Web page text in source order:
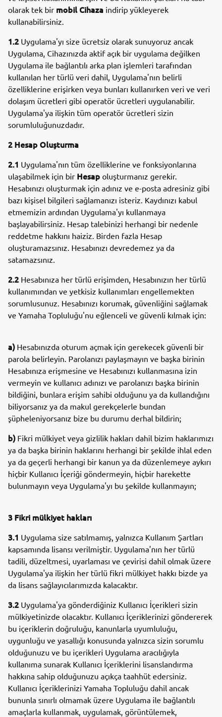
olarak tek bir mobil Cihaza indirip yükleyerek
kullanabilirsiniz.
1.2 Uygulama'yı size ücretsiz olarak sunuyoruz ancak
Uygulama, Cihazınızda aktif açık bir uygulama değilken
Uygulama ile bağlantılı arka plan işlemleri tarafından
kullanılan her türlü veri dahil, Uygulama'nın belirli
özelliklerine erişirken veya bunları kullanırken veri ve veri
dolaşım ücretleri gibi operatör ücretleri uygulanabilir.
Uygulama'ya ilişkin tüm operatör ücretleri sizin
sorumluluğunuzdadır.
2 Hesap Oluşturma
2.1 Uygulama'nın tüm özelliklerine ve fonksiyonlarına
ulaşabilmek için bir Hesap oluşturmanız gerekir.
Hesabınızı oluşturmak için adınız ve e-posta adresiniz gibi
bazı kişisel bilgileri sağlamanızı isteriz. Kaydınızı kabul
etmemizin ardından Uygulama'yı kullanmaya
başlayabilirsiniz. Hesap talebinizi herhangi bir nedenle
reddetme hakkını haiziz. Birden fazla Hesap
oluşturamazsınız. Hesabınızı devredemez ya da
satamazsınız.
2.2 Hesabınıza her türlü erişimden, Hesabınızın her türlü
kullanımından ve yetkisiz kullanımları engellemekten
sorumlusunuz. Hesabınızı korumak, güvenliğini sağlamak
ve Yamaha Topluluğu'nu eğlenceli ve güvenli kılmak için:
a) Hesabınızda oturum açmak için gerekecek güvenli bir
parola belirleyin. Parolanızı paylaşmayın ve başka birinin
Hesabınıza erişmesine ve Hesabınızı kullanmasına izin
vermeyin ve kullanıcı adınızı ve parolanızı başka birinin
bildiğini, bunlara erişim sahibi olduğunu ya da kullandığını
biliyorsanız ya da makul gerekçelerle bundan
şüpheleniyorsanız bize bu durumu derhal bildirin;
b) Fikri mülkiyet veya gizlilik hakları dahil bizim haklarımızı
ya da başka birinin haklarını herhangi bir şekilde ihlal eden
ya da geçerli herhangi bir kanun ya da düzenlemeye aykırı
hiçbir Kullanıcı İçeriği göndermeyin, hiçbir harekette
bulunmayın veya Uygulama'yı bu şekilde kullanmayın;
3 Fikri mülkiyet hakları
3.1 Uygulama size satılmamış, yalnızca Kullanım Şartları
kapsamında lisansı verilmiştir. Uygulama'nın her türlü
tadili, düzeltmesi, uyarlaması ve çevirisi dahil olmak üzere
Uygulama'ya ilişkin her türlü fikri mülkiyet hakkı bizde ya
da lisans sağlayıcılarımızda kalacaktır.
3.2 Uygulama'ya gönderdiğiniz Kullanıcı İçerikleri sizin
mülkiyetinizde olacaktır. Kullanıcı İçeriklerinizi göndererek
bu içeriklerin doğruluğu, kanunlarla uyumluluğu,
uygunluğu ve yasallığı konusunda yalnızca sizin sorumlu
olduğunuzu ve bu içerikleri Uygulama aracılığıyla
kullanıma sunarak Kullanıcı İçeriklerini lisanslandırma
hakkına sahip olduğunuzu açıkça taahhüt edersiniz.
Kullanıcı İçeriklerinizi Yamaha Topluluğu dahil ancak
bununla sınırlı olmamak üzere Uygulama ile bağlantılı
amaçlarla kullanmak, uygulamak, görüntülemek,